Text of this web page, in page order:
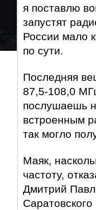
я поставлю
запустят
России мало
по сути.
Последняя
87,5-108,0
послушаешь
встроенным
так могло
Маяк,
частоту,
Дмитрий